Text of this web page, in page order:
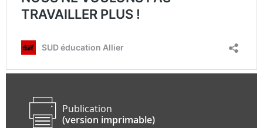
Publication
(version imprimable)